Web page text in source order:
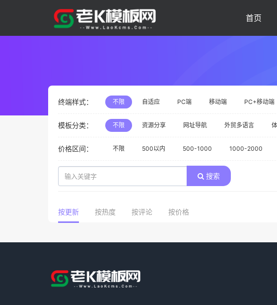
首页
终端样式： 不限 自适应 PC端 移动端 PC+移动端
模板分类： 不限 资源分享 网址导航 外贸多语言
价格区间： 不限 500以内 500-1000 1000-2000
搜索
按更新 按热度 按评论 按价格